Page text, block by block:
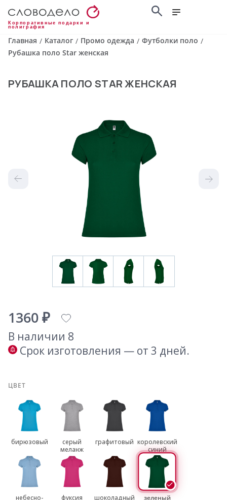
Корпоративные подарки и
полиграфия
Главная / Каталог / Промо одежда / Футболки поло /
Рубашка поло Star женская
РУБАШКА ПОЛО STAR ЖЕНСКАЯ
1360 ₽
В наличии 8
Срок изготовления — от 3 дней.
ЦВЕТ
бирюзовый
серый
меланж
графитовый королевский
синий
небесно-
фуксия шоколадный
зеленый